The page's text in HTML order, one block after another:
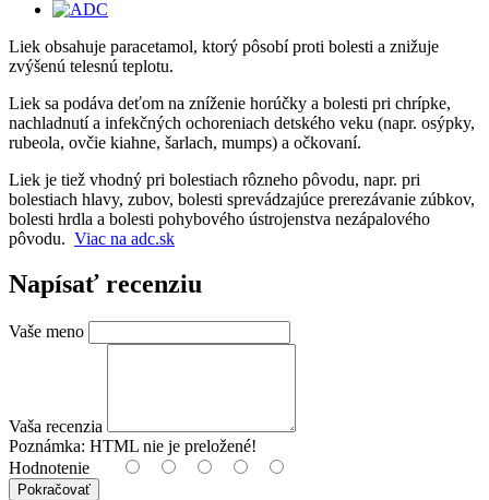
Liek obsahuje paracetamol, ktorý pôsobí proti bolesti a znižuje
zvýšenú telesnú teplotu.
Liek sa podáva deťom na zníženie horúčky a bolesti pri chrípke,
nachladnutí a infekčných ochoreniach detského veku (napr. osýpky,
rubeola, ovčie kiahne, šarlach, mumps) a očkovaní.
Liek je tiež vhodný pri bolestiach rôzneho pôvodu, napr. pri
bolestiach hlavy, zubov, bolesti sprevádzajúce prerezávanie zúbkov,
bolesti hrdla a bolesti pohybového ústrojenstva nezápalového
pôvodu. Viac na adc.sk
Napísať recenziu
Vaše meno
Vaša recenzia
Poznámka: HTML nie je preložené!
Hodnotenie
Pokračovať